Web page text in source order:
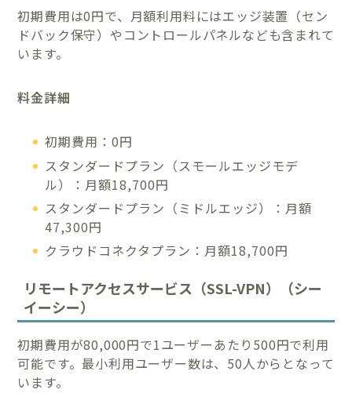
初期費用は0円で、月額利用料にはエッジ装置（セン
ドバック保守）やコントロールパネルなども含まれて
います。
料金詳細
初期費用：0円
スタンダードプラン（スモールエッジモデ
ル）：月額18,700円
スタンダードプラン（ミドルエッジ）：月額
47,300円
クラウドコネクタプラン：月額18,700円
リモートアクセスサービス（SSL-VPN）（シー
イーシー）
初期費用が80,000円で1ユーザーあたり500円で利用
可能です。最小利用ユーザー数は、50人からとなって
います。